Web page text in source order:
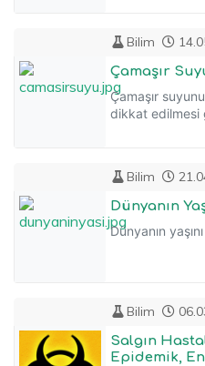
Bilim
Çamaşır
Çamaşır
dikkat edilmesi
Bilim
Dünyanın
Dünyanın
Bilim
Salgın
Epidemik,